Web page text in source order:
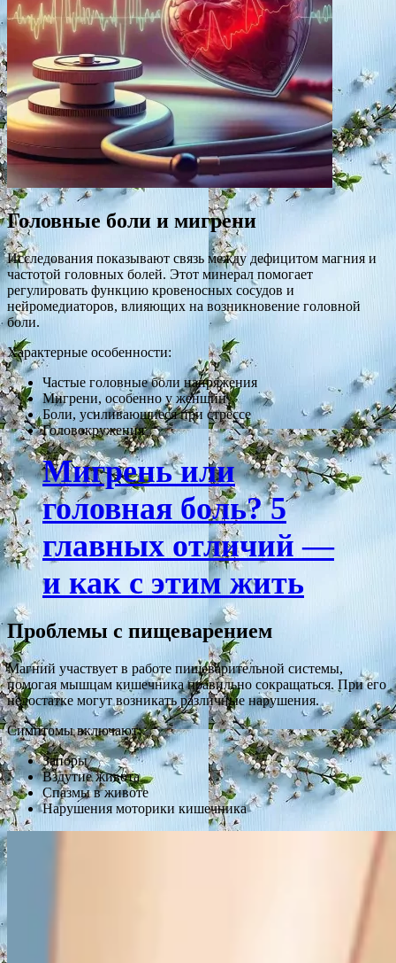
Головные боли и мигрени
Исследования показывают связь между дефицитом магния и
частотой головных болей. Этот минерал помогает
регулировать функцию кровеносных сосудов и
нейромедиаторов, влияющих на возникновение головной
боли.
Характерные особенности:
Частые головные боли напряжения
Мигрени, особенно у женщин
Боли, усиливающиеся при стрессе
Головокружения
Мигрень или
головная боль? 5
главных отличий —
и как с этим жить
Проблемы с пищеварением
Магний участвует в работе пищеварительной системы,
помогая мышцам кишечника правильно сокращаться. При его
недостатке могут возникать различные нарушения.
Симптомы включают:
Запоры
Вздутие живота
Спазмы в животе
Нарушения моторики кишечника